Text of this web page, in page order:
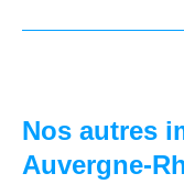
Nos autres
Auvergne-